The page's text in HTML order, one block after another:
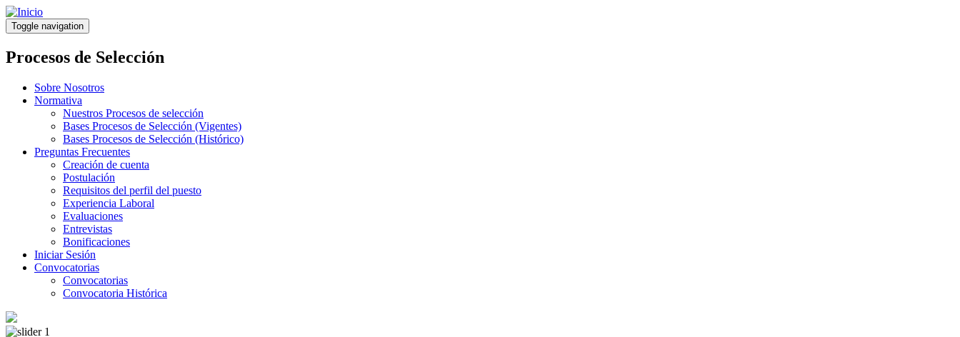
Pasar
al
contenido
principal
Toggle navigation
Procesos de Selección
Sobre Nosotros
Normativa
Nuestros Procesos de selección
Bases Procesos de Selección (Vigentes)
Bases Procesos de Selección (Histórico)
Preguntas Frecuentes
Creación de cuenta
Postulación
Requisitos del perfil del puesto
Experiencia Laboral
Evaluaciones
Entrevistas
Bonificaciones
Iniciar Sesión
Convocatorias
Convocatorias
Convocatoria Histórica